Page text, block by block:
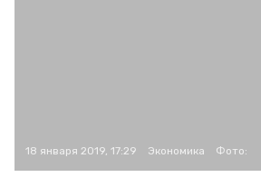
18 января 2019, 17:29 Экономика Фото: